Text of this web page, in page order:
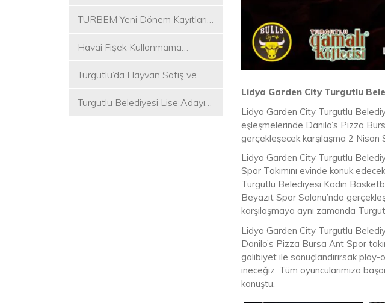
Düzenledi
TURBEM Yeni Dönem Kayıtları
Havai Fişek Kullanmama
Akın Oldu
Turgutlu’da Hayvan Satış ve
Turgutlu Belediyesi Lise Adayı
Lidya Garden City Turgutlu
Lidya Garden City Turgutlu
eşleşmelerinde Danilo’s Pizza
gerçekleşecek karşılaşma 2 Nisan
Lidya Garden City Turgutlu
Spor Takımını evinde konuk
Turgutlu Belediyesi Kadın
Beyazıt Spor Salonu’nda
karşılaşmaya aynı zamanda
Lidya Garden City Turgutlu
Danilo’s Pizza Bursa Ant Spor
galibiyet ile sonuçlandırırsak
ineceğiz. Tüm oyuncularımıza
konuştu.